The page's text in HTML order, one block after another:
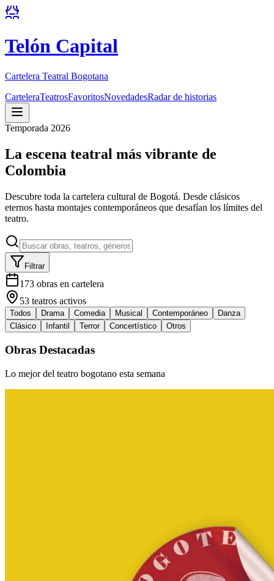
Telón Capital
Cartelera Teatral Bogotana
CarteleraTeatrosFavoritosNovedadesRadar de historias
Temporada 2026
La escena teatral más vibrante de
Colombia
Descubre toda la cartelera cultural de Bogotá. Desde clásicos
eternos hasta montajes contemporáneos que desafían los límites del
teatro.
Filtrar
173 obras en cartelera
53 teatros activos
Todos Drama Comedia Musical Contemporáneo
Danza
Clásico
Infantil Terror Concertístico Otros
Obras Destacadas
Lo mejor del teatro bogotano esta semana